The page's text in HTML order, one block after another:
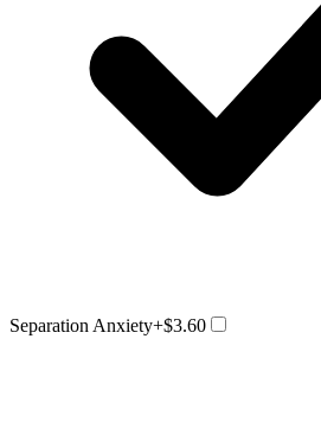
Separation Anxiety+$3.60